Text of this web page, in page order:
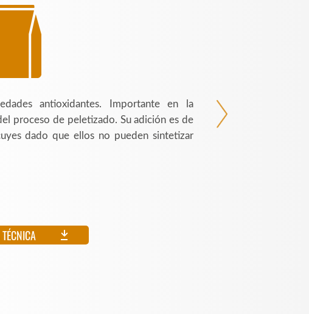
antioxidantes. Importante en la
proceso de peletizado. Su adición es de
dado que ellos no pueden sintetizar